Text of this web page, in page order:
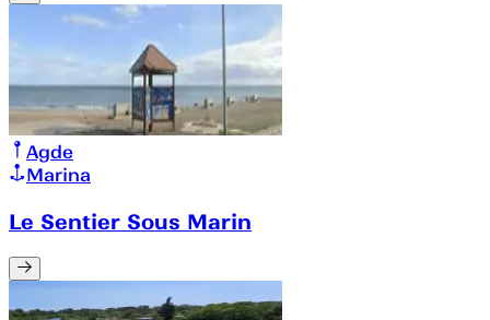
Agde
Marina
Le Sentier Sous Marin